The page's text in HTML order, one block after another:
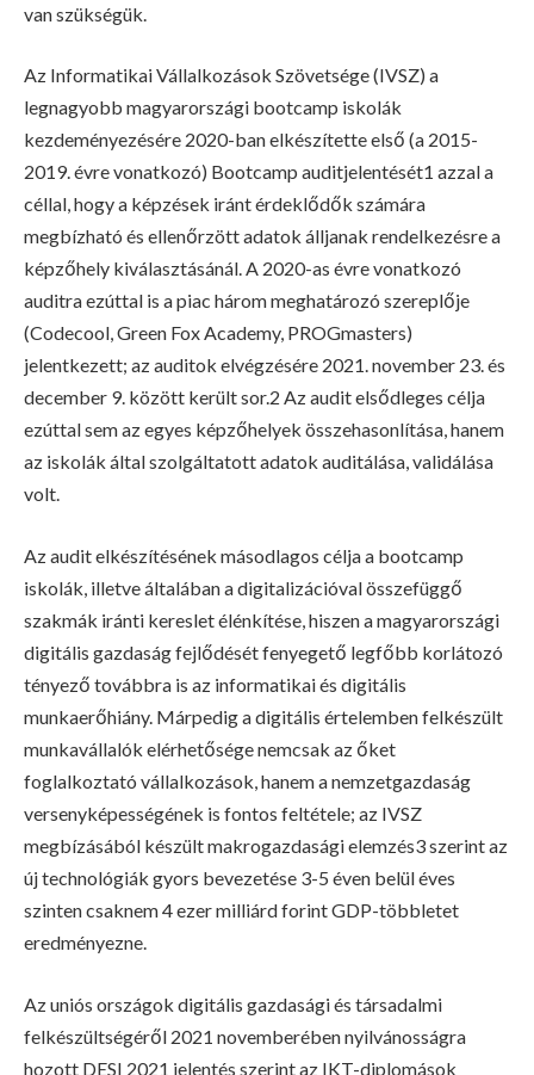
van szükségük.
Az Informatikai Vállalkozások Szövetsége (IVSZ) a
legnagyobb magyarországi bootcamp iskolák
kezdeményezésére 2020-ban elkészítette első (a 2015-
2019. évre vonatkozó) Bootcamp auditjelentését1 azzal a
céllal, hogy a képzések iránt érdeklődők számára
megbízható és ellenőrzött adatok álljanak rendelkezésre a
képzőhely kiválasztásánál. A 2020-as évre vonatkozó
auditra ezúttal is a piac három meghatározó szereplője
(Codecool, Green Fox Academy, PROGmasters)
jelentkezett; az auditok elvégzésére 2021. november 23. és
december 9. között került sor.2 Az audit elsődleges célja
ezúttal sem az egyes képzőhelyek összehasonlítása, hanem
az iskolák által szolgáltatott adatok auditálása, validálása
volt.
Az audit elkészítésének másodlagos célja a bootcamp
iskolák, illetve általában a digitalizációval összefüggő
szakmák iránti kereslet élénkítése, hiszen a magyarországi
digitális gazdaság fejlődését fenyegető legfőbb korlátozó
tényező továbbra is az informatikai és digitális
munkaerőhiány. Márpedig a digitális értelemben felkészült
munkavállalók elérhetősége nemcsak az őket
foglalkoztató vállalkozások, hanem a nemzetgazdaság
versenyképességének is fontos feltétele; az IVSZ
megbízásából készült makrogazdasági elemzés3 szerint az
új technológiák gyors bevezetése 3-5 éven belül éves
szinten csaknem 4 ezer milliárd forint GDP-többletet
eredményezne.
Az uniós országok digitális gazdasági és társadalmi
felkészültségéről 2021 novemberében nyilvánosságra
hozott DESI 2021 jelentés szerint az IKT-diplomások